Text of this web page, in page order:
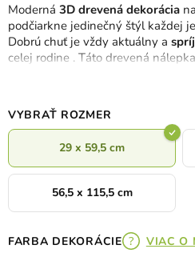
Moderná 3D drevená dekorácia
podčiarkne jedinečný štýl každej
Dobrú chuť je vždy aktuálny a
celej rodine . Táto drevená
VYBRAŤ ROZMER
29 x 59,5 cm
56,5 x 115,5 cm
FARBA DEKORÁCIE VIAC O